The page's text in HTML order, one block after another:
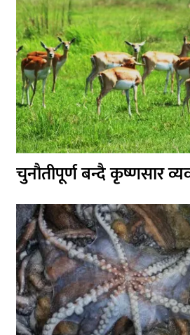
चुनौतीपूर्ण बन्दै कृष्णसार